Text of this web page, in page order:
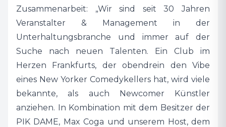
Zusammenarbeit: „Wir sind seit 30 Jahren
Veranstalter & Management in der
Unterhaltungsbranche und immer auf der
Suche nach neuen Talenten. Ein Club im
Herzen Frankfurts, der obendrein den Vibe
eines New Yorker Comedykellers hat, wird viele
bekannte, als auch Newcomer Künstler
anziehen. In Kombination mit dem Besitzer der
PIK DAME, Max Coga und unserem Host, dem